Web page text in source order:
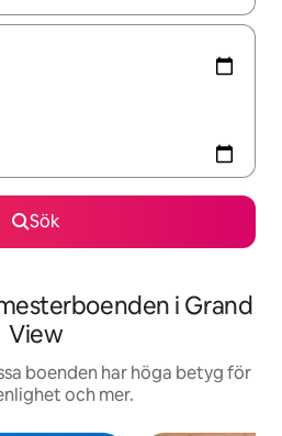
Sök
i Grand
View
boenden har höga betyg för
och mer.